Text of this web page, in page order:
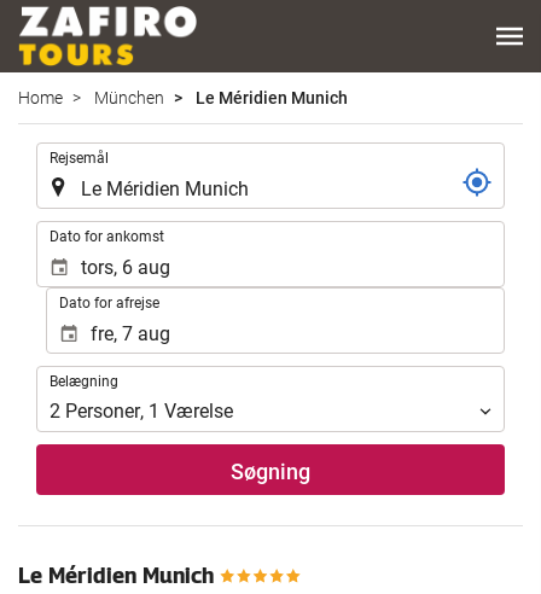
Home München Le Méridien Munich
Rejsemål
Dato for ankomst
Dato for afrejse
Belægning
Belægning
2 Personer, 1 Værelse
Søgning
Le Méridien Munich